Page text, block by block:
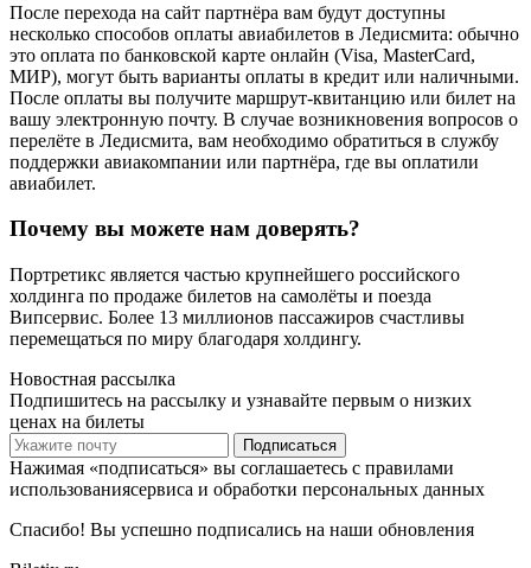
После перехода на сайт партнёра вам будут доступны
несколько способов оплаты авиабилетов в Ледисмита: обычно
это оплата по банковской карте онлайн (Visa, MasterCard,
МИР), могут быть варианты оплаты в кредит или наличными.
После оплаты вы получите маршрут-квитанцию или билет на
вашу электронную почту. В случае возникновения вопросов о
перелёте в Ледисмита, вам необходимо обратиться в службу
поддержки авиакомпании или партнёра, где вы оплатили
авиабилет.
Почему вы можете нам доверять?
Портретикс является частью крупнейшего российского
холдинга по продаже билетов на самолёты и поезда
Випсервис. Более 13 миллионов пассажиров счастливы
перемещаться по миру благодаря холдингу.
Новостная рассылка
Подпишитесь на рассылку и узнавайте первым о низких
ценах на билеты
Подписаться
Нажимая «подписаться» вы соглашаетесь с правилами
использованиясервиса и обработки персональных данных
Спасибо! Вы успешно подписались на наши обновления